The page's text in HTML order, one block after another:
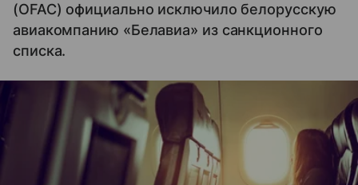
(OFAC) официально исключило белорусскую
авиакомпанию «Белавиа» из санкционного
списка.